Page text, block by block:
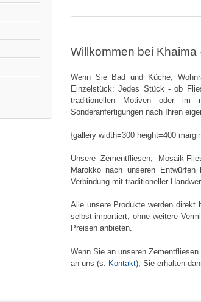
Willkommen bei
Wenn Sie Bad und Küche,
Einzelstück: Jedes Stück - ob
traditionellen Motiven oder im
Sonderanfertigungen nach Ihren
{gallery width=300 height=400
Unsere Zementfliesen, Mosaik-
Marokko nach unseren
Verbindung mit traditioneller
Alle unsere Produkte werden direkt
selbst importiert, ohne weitere
Preisen anbieten.
Wenn Sie an unseren
an uns (s. Kontakt); Sie erhalten